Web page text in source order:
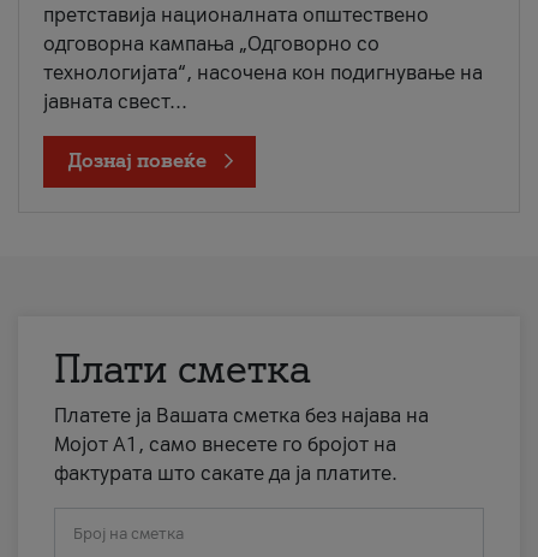
претставија националната општествено
одговорна кампања „Одговорно со
технологијата“, насочена кон подигнување на
јавната свест...
Дознај повеќе
Плати сметка
Платете ја Вашата сметка без најава на
Мојот А1, само внесете го бројот на
фактурата што сакате да ја платите.
Број на сметка